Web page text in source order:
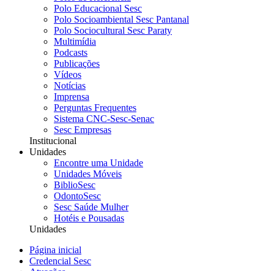
Polo Educacional Sesc
Polo Socioambiental Sesc Pantanal
Polo Sociocultural Sesc Paraty
Multimídia
Podcasts
Publicações
Vídeos
Notícias
Imprensa
Perguntas Frequentes
Sistema CNC-Sesc-Senac
Sesc Empresas
Institucional
Unidades
Encontre uma Unidade
Unidades Móveis
BiblioSesc
OdontoSesc
Sesc Saúde Mulher
Hotéis e Pousadas
Unidades
Página inicial
Credencial Sesc